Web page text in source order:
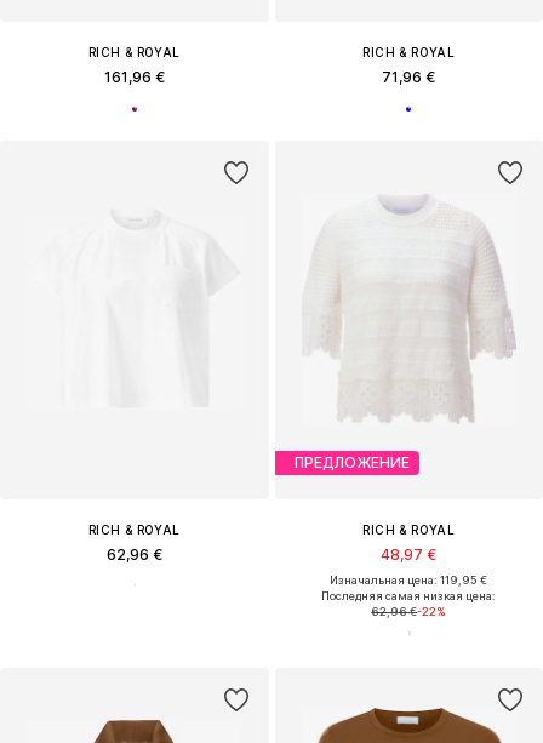
RICH & ROYAL
161,96 €
RICH & ROYAL
71,96 €
RICH & ROYAL
62,96 €
ПРЕДЛОЖЕНИЕ
RICH & ROYAL
48,97 €
Изначальная цена: 119,95 €
Последняя самая низкая цена:
62,96 €-22%